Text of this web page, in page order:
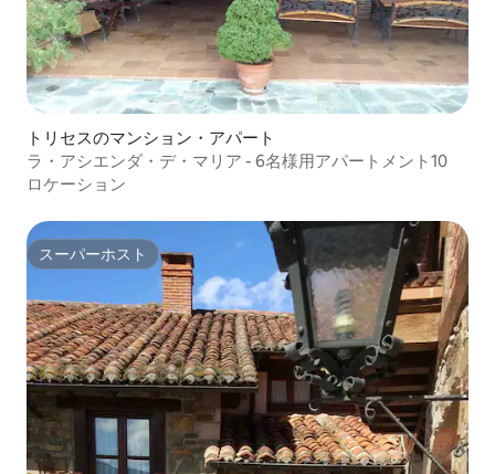
トリセスのマンション・アパート
ラ・アシエンダ・デ・マリア - 6名様用アパートメント10
ロケーション
スーパーホスト
スーパーホスト